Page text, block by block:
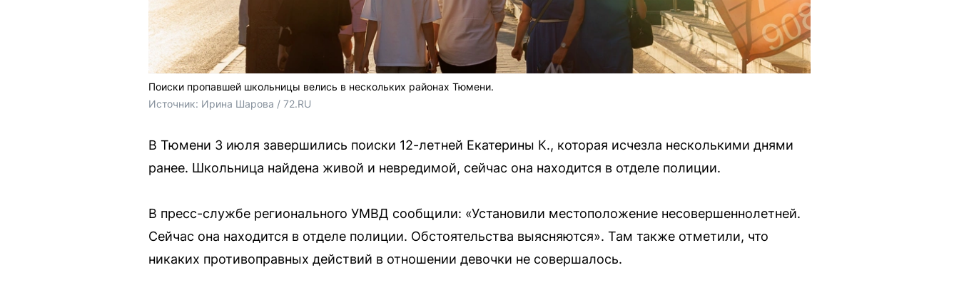
Поиски пропавшей школьницы велись в нескольких районах Тюмени.
Источник: Ирина Шарова / 72.RU
В Тюмени 3 июля завершились поиски 12-летней Екатерины К., которая исчезла несколькими днями
ранее. Школьница найдена живой и невредимой, сейчас она находится в отделе полиции.
В пресс-службе регионального УМВД сообщили: «Установили местоположение несовершеннолетней.
Сейчас она находится в отделе полиции. Обстоятельства выясняются». Там также отметили, что
никаких противоправных действий в отношении девочки не совершалось.